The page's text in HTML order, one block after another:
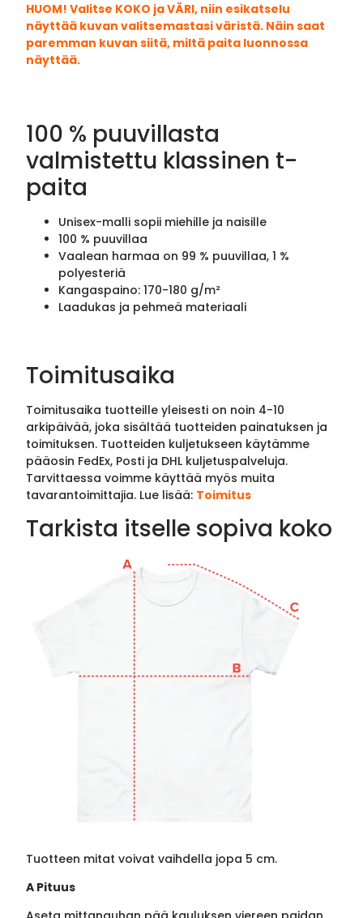
HUOM! Valitse KOKO ja VÄRI, niin esikatselu
näyttää kuvan valitsemastasi väristä. Näin saat
paremman kuvan siitä, miltä paita luonnossa
näyttää.
100 % puuvillasta
valmistettu klassinen t-
paita
Unisex-malli sopii miehille ja naisille
100 % puuvillaa
Vaalean harmaa on 99 % puuvillaa, 1 %
polyesteriä
Kangaspaino: 170-180 g/m²
Laadukas ja pehmeä materiaali
Toimitusaika
Toimitusaika tuotteille yleisesti on noin 4-10
arkipäivää, joka sisältää tuotteiden painatuksen ja
toimituksen. Tuotteiden kuljetukseen käytämme
pääosin FedEx, Posti ja DHL kuljetuspalveluja.
Tarvittaessa voimme käyttää myös muita
tavarantoimittajia. Lue lisää: Toimitus
Tarkista itselle sopiva koko
Tuotteen mitat voivat vaihdella jopa 5 cm.
A Pituus